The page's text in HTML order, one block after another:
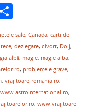
P
ar
ta
je
a
ză
sale,Canada,carti de
, dezlegare, divort, Dolj,
albă, magie, magie alba,
, problemele grave,
, vrajitoare-romania.ro,
www.astrointernational.ro,
, www.vrajitoare-